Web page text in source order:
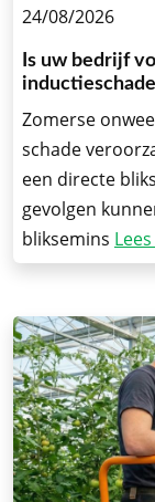
24/08/2026
Is uw bedrijf
Zomerse
schade
een directe
gevolgen
bliksemins